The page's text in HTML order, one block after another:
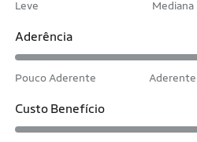
Leve Mediana
Aderência
Pouco Aderente Aderente
Custo Benefício